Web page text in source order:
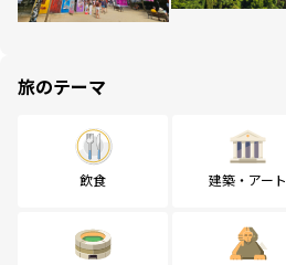
旅のテーマ
飲食 建築・アート